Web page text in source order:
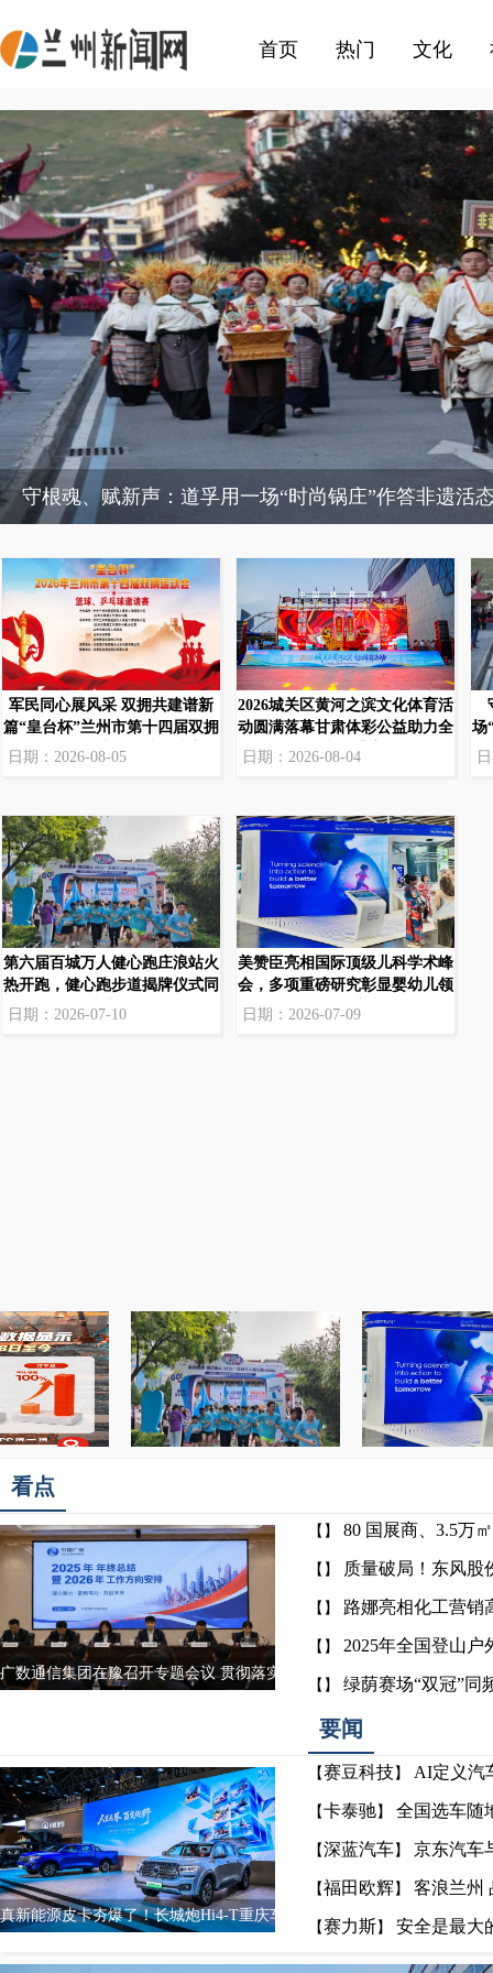
首页 热门 文化
暴雨天气带动家财保障需求上升！京东保家财险搜索
军民同心展风采 双拥共建谱新
篇“皇台杯”兰州市第十四届双拥
杯运动会乒乓球、篮球邀请赛顺
日期：2026-08-05
2026城关区黄河之滨文化体育活
动圆满落幕甘肃体彩公益助力全
民文体盛宴
日期：2026-08-04
场
第六届百城万人健心跑庄浪站火
热开跑，健心跑步道揭牌仪式同
步举行
日期：2026-07-10
美赞臣亮相国际顶级儿科学术峰
会，多项重磅研究彰显婴幼儿领
域科研实力
日期：2026-07-09
看点
广数通信集团在豫召开专题会议 贯彻落实中国广电
【】 80 国展商、3.5万
【】 质量破局！东风股
【】 路娜亮相化工营销
【】 2025年全国登山
【】 绿荫赛场“双冠”同
要闻
真新能源皮卡夯爆了！长城炮Hi4-T重庆车展
【赛豆科技】 AI定义汽
【卡泰驰】 全国选车随
【深蓝汽车】 京东汽车
【福田欧辉 】 客浪兰州
【赛力斯】 安全是最大